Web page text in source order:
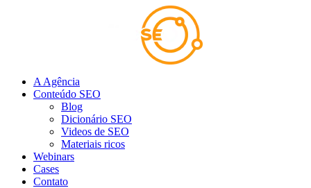
A Agência
Conteúdo SEO
Blog
Dicionário SEO
Videos de SEO
Materiais ricos
Webinars
Cases
Contato